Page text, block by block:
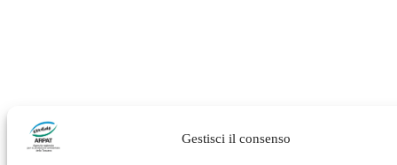
Gestisci il consenso